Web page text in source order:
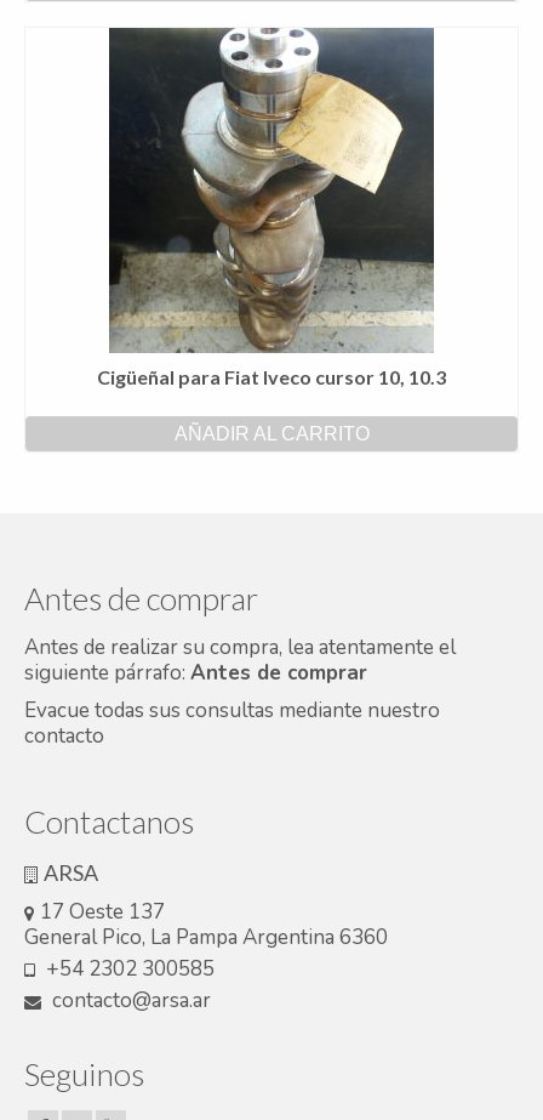
Cigüeñal para Fiat Iveco cursor 10, 10.3
AÑADIR AL CARRITO
Antes de comprar
Antes de realizar su compra, lea atentamente el
siguiente párrafo: Antes de comprar
Evacue todas sus consultas mediante nuestro
contacto
Contactanos
ARSA
17 Oeste 137
General Pico, La Pampa Argentina 6360
+54 2302 300585
contacto@arsa.ar
Seguinos